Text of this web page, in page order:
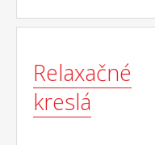
Relaxačné
kreslá